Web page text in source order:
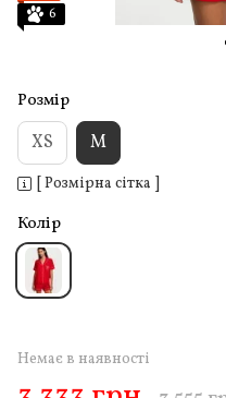
6
Розмір
XS M
[ Розмірна сітка ]
Колір
Немає в наявності